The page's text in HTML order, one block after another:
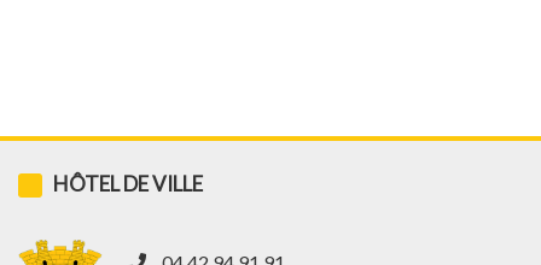
HÔTEL DE VILLE